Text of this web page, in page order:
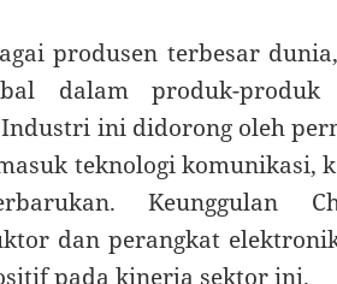
produsen terbesar
dalam produk-
ini didorong oleh
teknologi komunikasi,
Keunggulan
dan perangkat
pada kinerja sektor ini.